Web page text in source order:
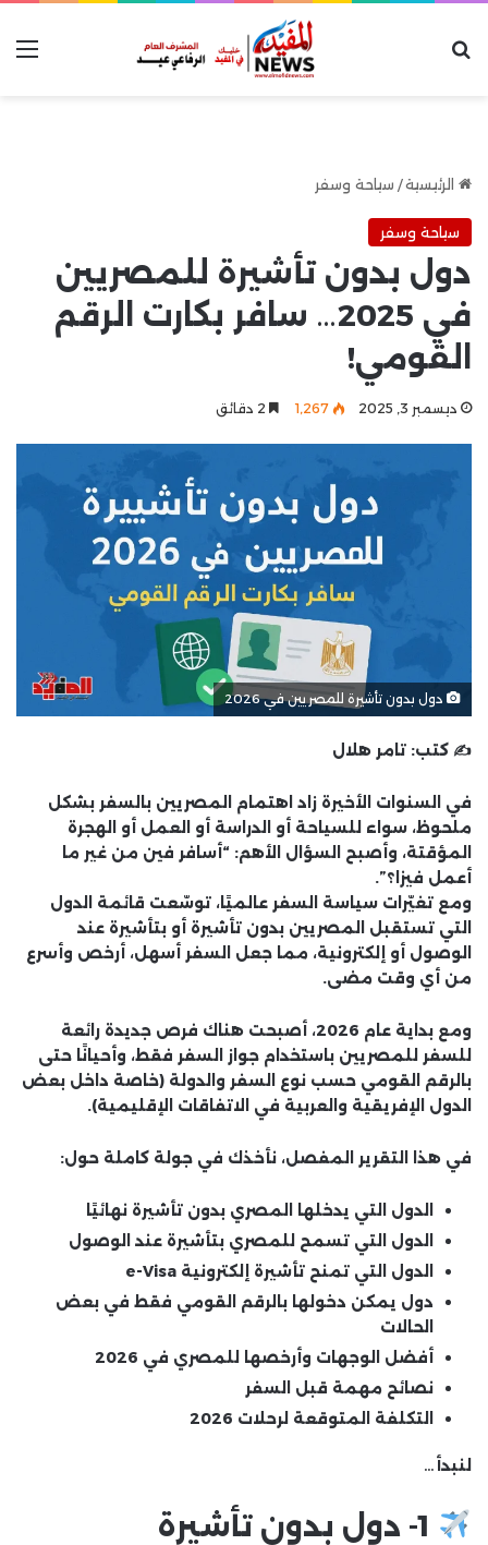
الرئيسية/ سياحة وسفر
سياحة وسفر
دول بدون تأشيرة للمصريين
في 2025… سافر بكارت الرقم
القومي!
ديسمبر 3, 2025 1٬267
دول بدون تأشيرة للمصريين في 2026
✍️ كتب: تامر هلال
في السنوات الأخيرة زاد اهتمام المصريين بالسفر بشكل
ملحوظ، سواء للسياحة أو الدراسة أو العمل أو الهجرة
المؤقتة، وأصبح السؤال الأهم: “أسافر فين من غير ما
أعمل فيزا؟”.
ومع تغيّرات سياسة السفر عالميًا، توسّعت قائمة الدول
التي تستقبل المصريين بدون تأشيرة أو بتأشيرة عند
الوصول أو إلكترونية، مما جعل السفر أسهل، أرخص وأسرع
من أي وقت مضى.
ومع بداية عام 2026، أصبحت هناك
فرص جديدة رائعة
للسفر للمصريين باستخدام جواز السفر فقط، وأحيانًا حتى
بالرقم القومي حسب نوع السفر والدولة (خاصة داخل بعض
الدول الإفريقية والعربية في الاتفاقات الإقليمية).
في هذا التقرير المفصل، نأخذك في جولة كاملة حول:
الدول التي يدخلها المصري بدون تأشيرة نهائيًا
الدول التي تسمح للمصري بتأشيرة عند الوصول
الدول التي تمنح تأشيرة إلكترونية e-Visa
دول يمكن دخولها بالرقم القومي فقط في بعض
الحالات
أفضل الوجهات وأرخصها للمصري في 2026
نصائح مهمة قبل السفر
التكلفة المتوقعة لرحلات 2026
لنبدأ…
1- دول بدون تأشيرة